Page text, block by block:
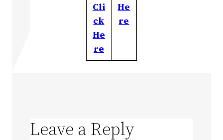
Cli
ck
He
re
He
re
Leave a Reply